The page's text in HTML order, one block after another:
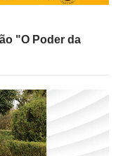
"O Poder da